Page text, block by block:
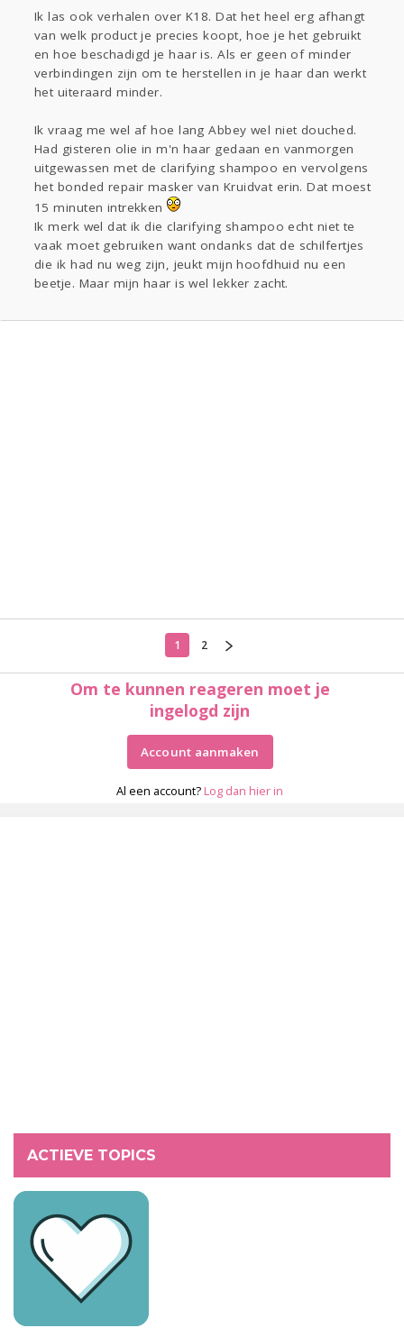
Ik las ook verhalen over K18. Dat het heel erg afhangt
van welk product je precies koopt, hoe je het gebruikt
en hoe beschadigd je haar is. Als er geen of minder
verbindingen zijn om te herstellen in je haar dan werkt
het uiteraard minder.
Ik vraag me wel af hoe lang Abbey wel niet douched.
Had gisteren olie in m'n haar gedaan en vanmorgen
uitgewassen met de clarifying shampoo en vervolgens
het bonded repair masker van Kruidvat erin. Dat moest
15 minuten intrekken
Ik merk wel dat ik die clarifying shampoo echt niet te
vaak moet gebruiken want ondanks dat de schilfertjes
die ik had nu weg zijn, jeukt mijn hoofdhuid nu een
beetje. Maar mijn haar is wel lekker zacht.
1 2
Om te kunnen reageren moet je
ingelogd zijn
Account aanmaken
Al een account? Log dan hier in
ACTIEVE TOPICS